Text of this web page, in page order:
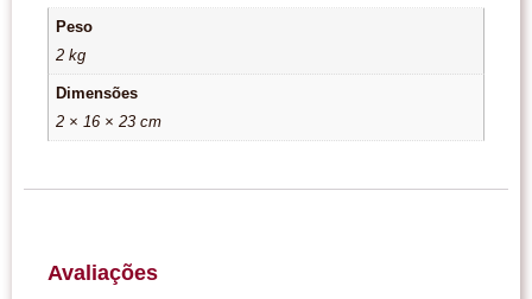
Peso
2 kg
Dimensões
2 × 16 × 23 cm
Avaliações